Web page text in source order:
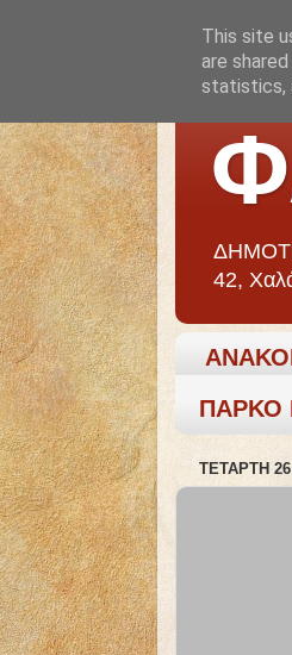
42,
ΠΑΡΚΟ
ΤΕΤΆΡΤΗ
This site
are
statistics,